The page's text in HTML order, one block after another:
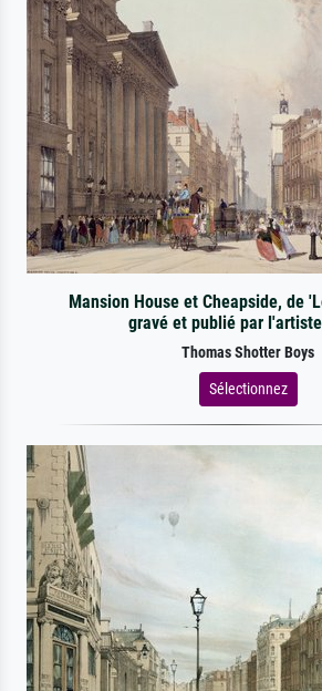
Mansion House et Cheapside, de
gravé et publié par
Thomas Shotter Boys
Sélectionnez